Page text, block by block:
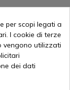
per scopi legati a
I cookie di terze
vengono utilizzati
dei dati